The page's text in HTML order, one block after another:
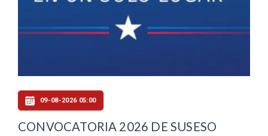
09-08-2026 05:00
CONVOCATORIA 2026 DE SUSESO